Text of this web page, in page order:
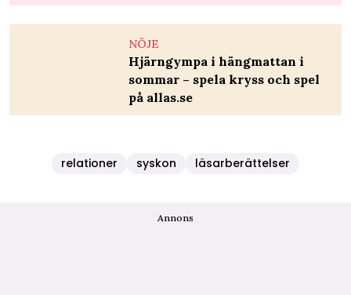
NÖJE
Hjärngympa i hängmattan i
sommar – spela kryss och spel
på allas.se
relationer syskon läsarberättelser
Annons